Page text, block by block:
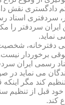
دادگستری نقش
سردفتری اسناد
ایران سردفتر را
نماید.
دفترخانه،
برخوردار
اسناد رسمی ایران
می نماید در
کند مگر
خود قبل از تنظیم
کند.